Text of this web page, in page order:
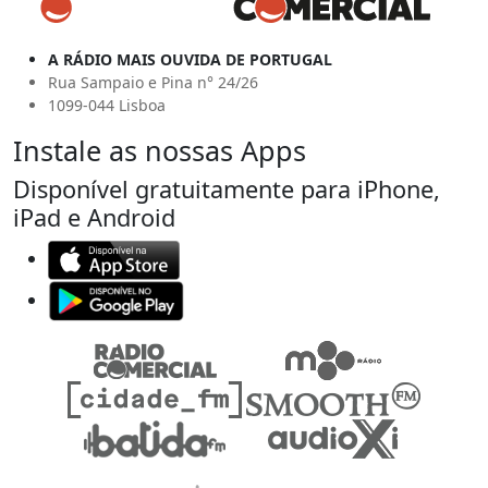
A RÁDIO MAIS OUVIDA DE PORTUGAL
Rua Sampaio e Pina n° 24/26
1099-044 Lisboa
Instale as nossas Apps
Disponível gratuitamente para iPhone,
iPad e Android